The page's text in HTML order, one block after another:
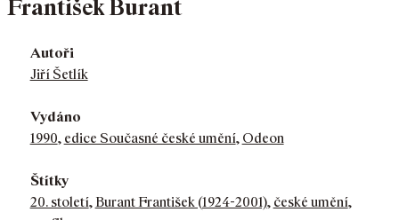
František Burant
Autoři
Jiří Šetlík
Vydáno
1990, edice Současné české umění, Odeon
Štítky
20. století, Burant František (1924-2001), české umění,